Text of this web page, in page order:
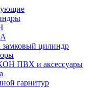
замковый цилиндр
ПВХ и аксессуары
гарнитур